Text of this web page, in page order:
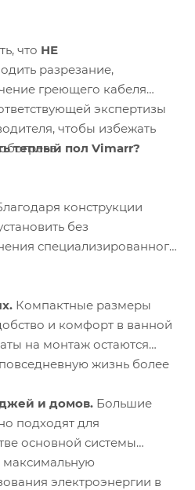
что НЕ
разрезание,
греющего кабеля
экспертизы
чтобы избежать
теплый пол Vimarr?
конструкции
без
специализированного
Компактные размеры
и комфорт в ванной
на монтаж остаются
жизнь более
и домов. Большие
подходят для
основной системы
максимальную
электроэнергии в